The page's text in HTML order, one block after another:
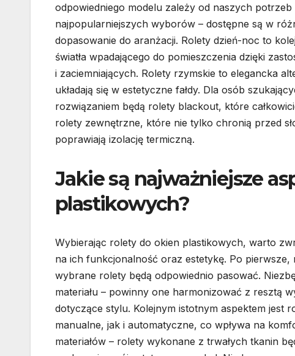
odpowiedniego modelu zależy od naszych
najpopularniejszych wyborów – dostępne są w
dopasowanie do aranżacji. Rolety dzień-noc to
światła wpadającego do pomieszczenia dzięki
i zaciemniających. Rolety rzymskie to elegancka
układają się w estetyczne fałdy. Dla osób
rozwiązaniem będą rolety blackout, które
rolety zewnętrzne, które nie tylko chronią przed
poprawiają izolację termiczną.
Jakie są najważniejsze
plastikowych?
Wybierając rolety do okien plastikowych, warto
na ich funkcjonalność oraz estetykę. Po
wybrane rolety będą odpowiednio pasować.
materiału – powinny one harmonizować z resztą
dotyczące stylu. Kolejnym istotnym aspektem jest
manualne, jak i automatyczne, co wpływa na
materiałów – rolety wykonane z trwałych tkanin